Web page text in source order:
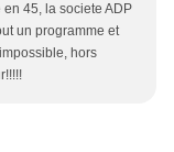
45, la societe ADP
un programme et
hors